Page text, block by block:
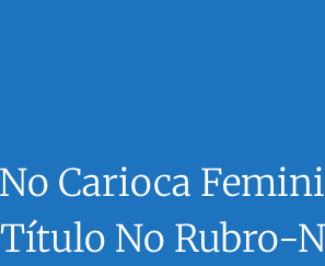
Carioca
Título No Rubro-